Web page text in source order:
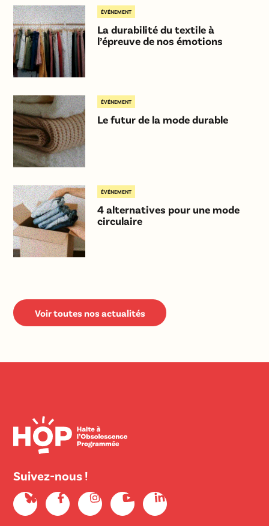
ÉVÉNEMENT
La durabilité du textile à
l’épreuve de nos émotions
ÉVÉNEMENT
Le futur de la mode durable
ÉVÉNEMENT
4 alternatives pour une mode
circulaire
Voir toutes nos actualités
Suivez-nous !